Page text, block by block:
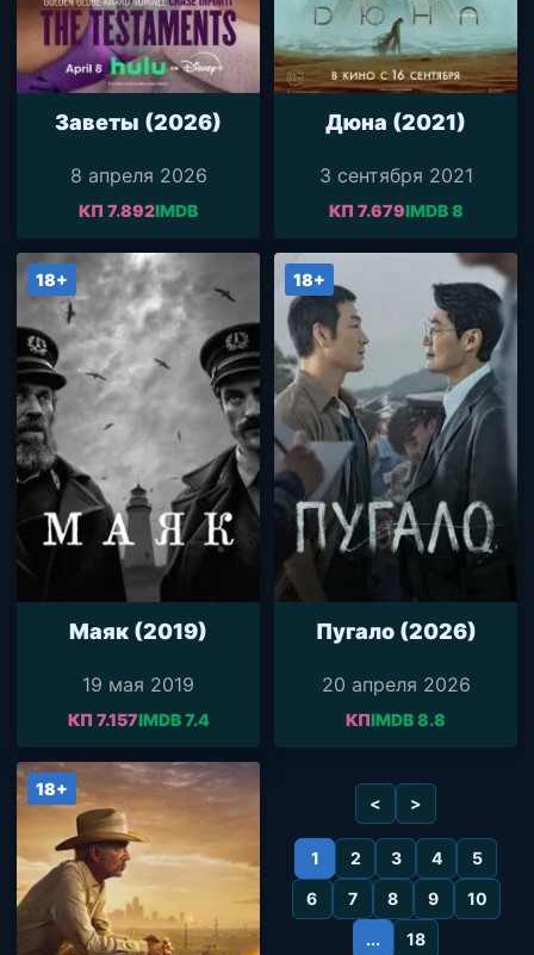
Заветы (2026)
8 апреля 2026
КП 7.892IMDB
Дюна (2021)
3 сентября 2021
КП 7.679IMDB 8
18+
Маяк (2019)
19 мая 2019
КП 7.157IMDB 7.4
18+
Пугало (2026)
20 апреля 2026
КПIMDB 8.8
18+
< >
1 2 3 4
5
6
7 8 9
10
...
18